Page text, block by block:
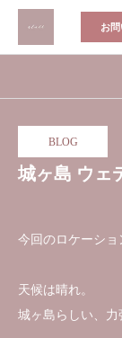
お
BLOG
城ヶ島 ウェ
今回のロケーショ
天候は晴れ。
城ヶ島らしい、力